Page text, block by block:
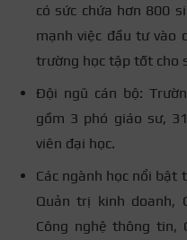
có sức chứa hơn 800
mạnh việc đầu tư vào
trường học tập tốt cho
Đội ngũ cán bộ:
gồm 3 phó giáo sư,
viên đại học.
Các ngành học nổi bật
Quản trị kinh doanh,
Công nghệ thông tin,